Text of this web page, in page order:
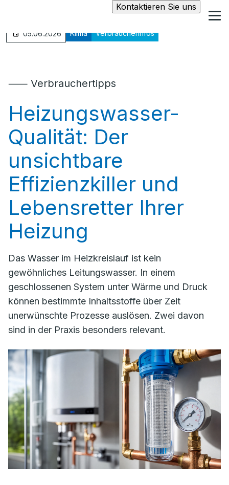
Kontaktieren Sie uns
05.06.2026 Klima Verbraucherinfos
⸺ Verbrauchertipps
Heizungswasser-
Qualität: Der
unsichtbare
Effizienzkiller und
Lebensretter Ihrer
Heizung
Das Wasser im Heizkreislauf ist kein
gewöhnliches Leitungswasser. In einem
geschlossenen System unter Wärme und Druck
können bestimmte Inhaltsstoffe über Zeit
unerwünschte Prozesse auslösen. Zwei davon
sind in der Praxis besonders relevant.